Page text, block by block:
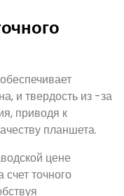
и твердость из -за
планшета.
цене